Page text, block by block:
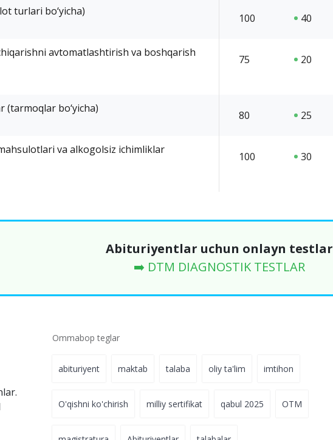
turlari bo‘yicha)
100 40
avtomatlashtirish va boshqarish
75 20
(tarmoqlar bo‘yicha)
80 25
va alkogolsiz ichimliklar
100 30
Abituriyentlar uchun onlayn testlar
➡️ DTM DIAGNOSTIK TESTLAR
Ommabop teglar
abituriyent maktab talaba oliy ta'lim imtihon
O'qishni ko'chirish milliy sertifikat qabul 2025 OTM